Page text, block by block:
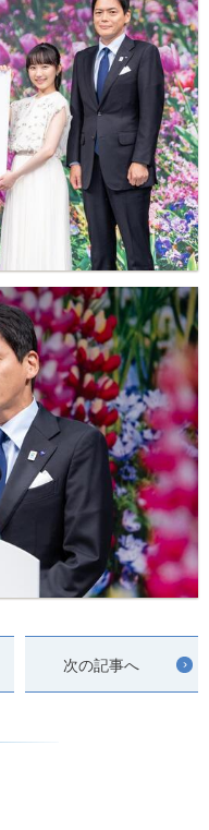
次の記事へ